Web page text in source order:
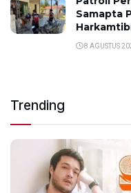
Samapta
8 AGUSTUS
Trending